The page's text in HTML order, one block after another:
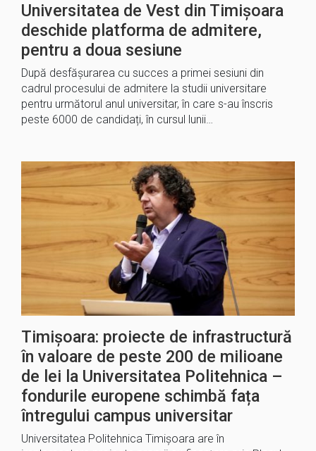
Universitatea de Vest din Timișoara
deschide platforma de admitere,
pentru a doua sesiune
După desfășurarea cu succes a primei sesiuni din
cadrul procesului de admitere la studii universitare
pentru următorul anul universitar, în care s-au înscris
peste 6000 de candidați, în cursul lunii…
Timișoara: proiecte de infrastructură
în valoare de peste 200 de milioane
de lei la Universitatea Politehnica –
fondurile europene schimbă fața
întregului campus universitar
Universitatea Politehnica Timișoara are în